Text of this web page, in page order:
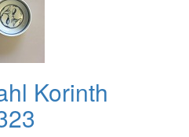
Korinth